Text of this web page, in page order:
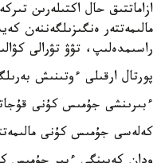
ازاماتتىق حال اكتىلەرىن
مالىمەتتەر ەنگىزىلگەننەن
راسىمدەلىپ، تۋۋ تۋرالى
پورتال ارقىلى ءوتىنىش
ءبىرىنشى جۇمىس كۇنى
كەلەسى جۇمىس كۇنى